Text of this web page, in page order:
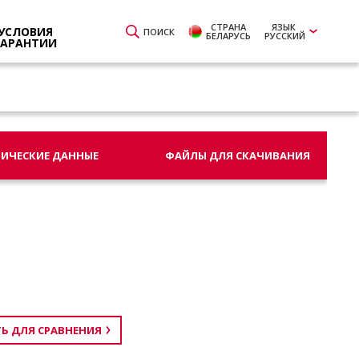
ПОИСК СТРАНА
БЕЛАРУСЬ
ЯЗЫК
РУССКИЙ
ДАННЫЕ ФАЙЛЫ ДЛЯ СКАЧИВАНИЯ
ДЛЯ СРАВНЕНИЯ